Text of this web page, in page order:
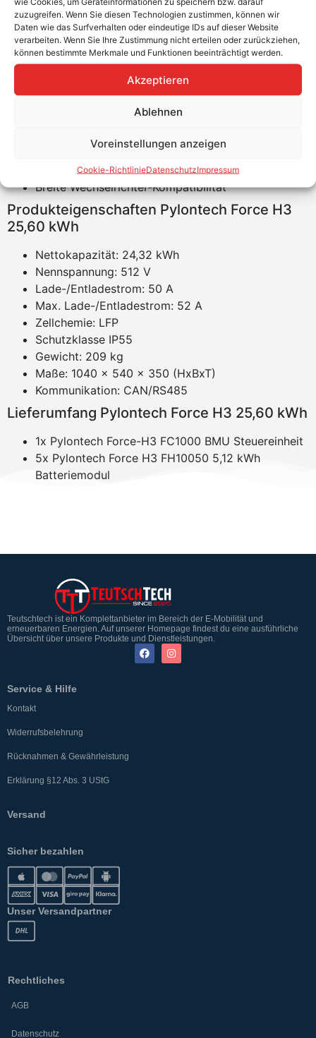
zuzugreifen. Wenn Sie diesen Technologien zustimmen, können wir
Daten wie das Surfverhalten oder eindeutige IDs auf dieser Website
verarbeiten. Wenn Sie Ihre Zustimmung nicht erteilen oder zurückziehen,
können bestimmte Merkmale und Funktionen beeinträchtigt werden.
Akzeptieren
Ablehnen
Voreinstellungen anzeigen
Cookie-RichtlinieDatenschutzImpressum
Kapazitäten von 10,24 kWh bis 215,04 kWh. Dank der
breiten Kompatibilität mit namenhaften
Wechselrichterherstellern wie Kostal kann der Pylontech
Speicher in diversen Kombinationen verbaut werden.
Produktvorteile Pylontech Force H3 25,60
Flexibles Modular-Design
10 Jahre Garantie
Breite Wechselrichter-Kompatibilität
Produkteigenschaften Pylontech Force H3
25,60 kWh
Nettokapazität: 24,32 kWh
Nennspannung: 512 V
Lade-/Entladestrom: 50 A
Max. Lade-/Entladestrom: 52 A
Zellchemie: LFP
Schutzklasse IP55
Gewicht: 209 kg
Maße: 1040 x 540 x 350 (HxBxT)
Kommunikation: CAN/RS485
Lieferumfang Pylontech Force H3 25,60 kWh
1x Pylontech Force-H3 FC1000 BMU Steuereinheit
5x Pylontech Force H3 FH10050 5,12 kWh
Batteriemodul
Teutschtech ist ein Komplettanbieter im Bereich der E-Mobilität und
erneuerbaren Energien. Auf unserer Homepage findest du eine ausführliche
Übersicht über unsere Produkte und Dienstleistungen.
Service & Hilfe
Kontakt
Widerrufsbelehrung
Rücknahmen & Gewährleistung
Erklärung §12 Abs. 3 UStG
Versand
Sicher bezahlen
Unser Versandpartner
Rechtliches
AGB
Datenschutz